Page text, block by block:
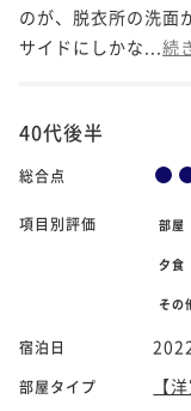
のが、脱衣所の洗面
サイドにしかな... 続
40代後半
総合点
項目別評価 部屋
夕食
その
宿泊日
部屋タイプ
【